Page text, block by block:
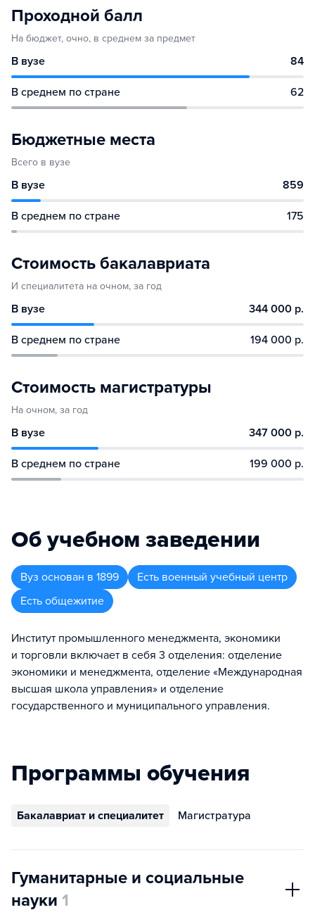
Проходной балл
На бюджет, очно, в среднем за предмет
В вузе 84
В среднем по стране 62
Бюджетные места
Всего в вузе
В вузе 859
В среднем по стране 175
Стоимость бакалавриата
И специалитета на очном, за год
В вузе 344 000 р.
В среднем по стране 194 000 р.
Стоимость магистратуры
На очном, за год
В вузе 347 000 р.
В среднем по стране 199 000 р.
Об учебном заведении
Вуз основан в 1899
Есть военный учебный центр
Есть общежитие
Институт промышленного менеджмента, экономики
и торговли включает в себя 3 отделения: отделение
экономики и менеджмента, отделение «Международная
высшая школа управления» и отделение
государственного и муниципального управления.
Программы обучения
Бакалавриат и специалитет Магистратура
Гуманитарные и социальные
науки 1